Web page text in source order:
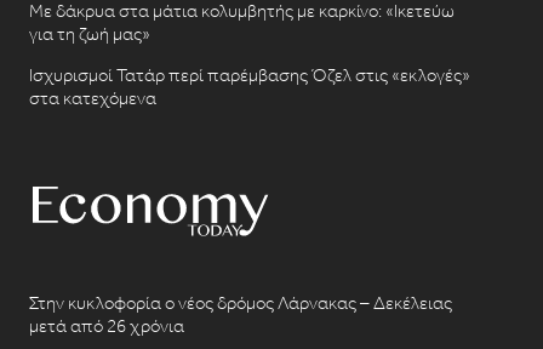
Με δάκρυα στα μάτια κολυμβητής με καρκίνο: «Ικετεύω
για τη ζωή μας»
Ισχυρισμοί Τατάρ περί παρέμβασης Όζελ στις «εκλογές»
στα κατεχόμενα
Στην κυκλοφορία ο νέος δρόμος Λάρνακας – Δεκέλειας
μετά από 26 χρόνια